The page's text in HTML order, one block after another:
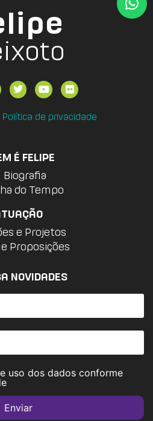
Política de privacidade
É FELIPE
Biografia
do Tempo
e Projetos
e Proposições
NOVIDADES
uso dos dados conforme